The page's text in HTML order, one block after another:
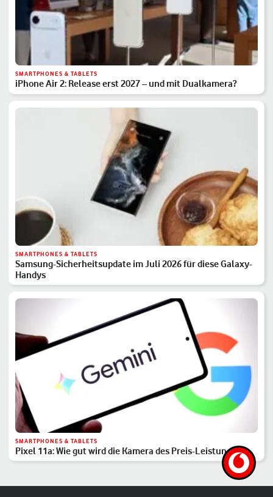
SMARTPHONES & TABLETS
iPhone Air 2: Release erst 2027 – und mit Dualkamera?
SMARTPHONES & TABLETS
Samsung-Sicherheitsupdate im Juli 2026 für diese Galaxy-
Handys
SMARTPHONES & TABLETS
Pixel 11a: Wie gut wird die Kamera des Preis-Leistungs-
Hits?